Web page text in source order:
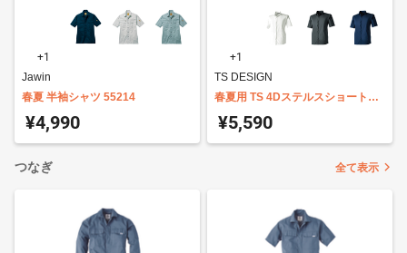
+1
Jawin
春夏 半袖シャツ 55214
¥4,990
+1
TS DESIGN
春夏用 TS 4Dステルスショートス
リーブシャツ 9255
¥5,590
つなぎ 全て表示